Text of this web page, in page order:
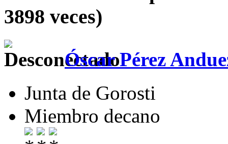
3898 veces)
Óscar Pérez
Junta de Gorosti
Miembro decano